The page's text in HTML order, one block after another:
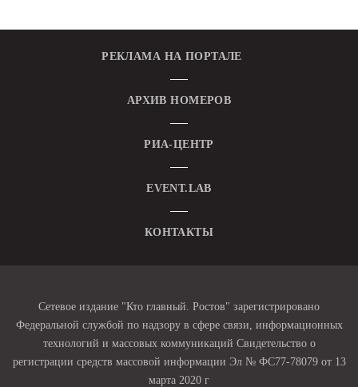
РЕКЛАМА НА ПОРТАЛЕ
АРХИВ НОМЕРОВ
РИА-ЦЕНТР
EVENT.LAB
КОНТАКТЫ
Сетевое издание "Кто главный. Ростов" зарегистрировано
Федеральной службой по надзору в сфере связи, информационных
технологий и массовых коммуникаций Свидетельство о
регистрации средств массовой информации Эл № ФС77-78079 от 13
марта 2020 г